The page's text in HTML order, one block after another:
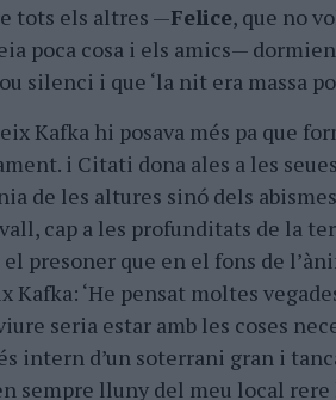
tots els altres —Felice, que no
poca cosa i els amics—
silenci i que ‘la nit era massa
Kafka hi posava més pa que
i Citati dona ales a les
de les altures sinó dels
cap a les profunditats de la
presoner que en el fons de
Kafka: ‘He pensat moltes
seria estar amb les coses
intern d’un soterrani gran i
sempre lluny del meu local